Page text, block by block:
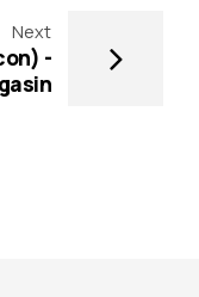
Next
-